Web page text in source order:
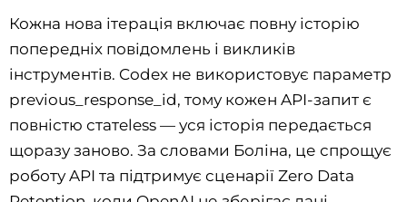
Кожна нова ітерація включає повну історію
попередніх повідомлень і викликів
інструментів. Codex не використовує параметр
previous_response_id, тому кожен API-запит є
повністю статeless — уся історія передається
щоразу заново. За словами Боліна, це спрощує
роботу API та підтримує сценарії Zero Data